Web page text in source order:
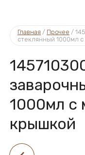
Главная / Прочее /
стеклянный 1000мл
1000мл c
крышкой